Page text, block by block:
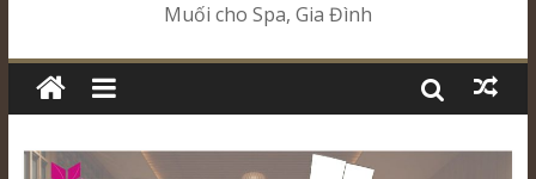
Muối cho Spa, Gia Đình